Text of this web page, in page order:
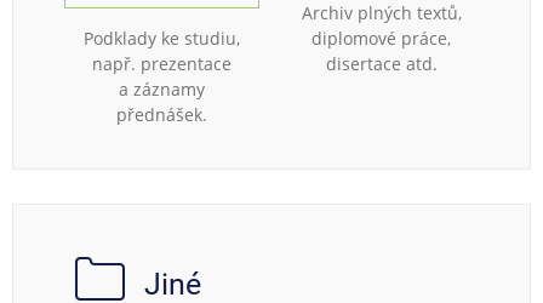
Podklady ke studiu,
např. prezentace
a záznamy
přednášek.
Archiv plných textů,
diplomové práce,
disertace atd.
Jiné